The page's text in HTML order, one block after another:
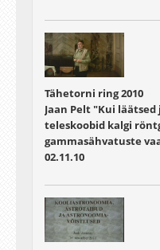
Tähetorni ring 2010
Jaan Pelt "Kui
teleskoobid kalgi
gammasähvatuste
02.11.10